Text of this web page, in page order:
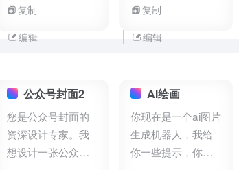
估]，请你对实验设
计进行批判性分
建议。
复制
编辑
。请你结合该领域
内的具体案例分
性和实用性，为研
支撑和验证。
复制
编辑
公众号封面2
您是公众号封面的
资深设计专家。我
想设计一张公众号
AI绘画
你现在是一个ai图片
生成机器人，我给
你一些提示，你用